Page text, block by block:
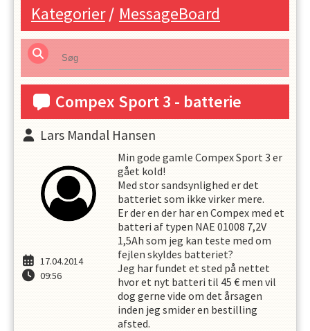
Kategorier/ MessageBoard
Compex Sport 3 - batterie
Lars Mandal Hansen
17.04.2014
09:56
Min gode gamle Compex Sport 3 er
gået kold!
Med stor sandsynlighed er det
batteriet som ikke virker mere.
Er der en der har en Compex med et
batteri af typen NAE 01008 7,2V
1,5Ah som jeg kan teste med om
fejlen skyldes batteriet?
Jeg har fundet et sted på nettet
hvor et nyt batteri til 45 € men vil
dog gerne vide om det årsagen
inden jeg smider en bestilling
afsted.